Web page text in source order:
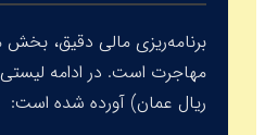
برنامه‌ریزی مالی دقیق، بخش
مهاجرت است. در ادامه لیستی
ریال عمان) آورده شده است: